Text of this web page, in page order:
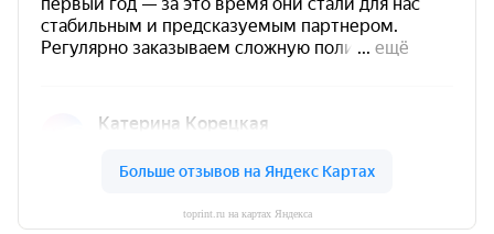
toprint.ru на картах Яндекса